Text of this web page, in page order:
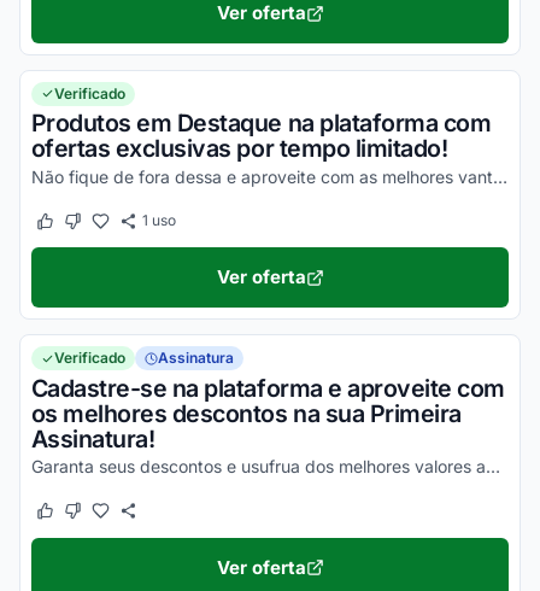
Ver oferta
Verificado
Produtos em Destaque na plataforma com
ofertas exclusivas por tempo limitado!
Não fique de fora dessa e aproveite com as melhores vantagens agora mesmo!
Este cupom funcionou
Este cupom não funcionou
1 uso
Ver oferta
Verificado Assinatura
Cadastre-se na plataforma e aproveite com
os melhores descontos na sua Primeira
Assinatura!
Garanta seus descontos e usufrua dos melhores valores agora mesmo!
Este cupom funcionou
Este cupom não funcionou
Ver oferta